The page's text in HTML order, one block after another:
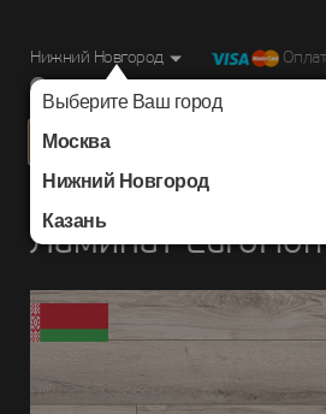
Нижний Новгород
Выберите Ваш город
Москва
Нижний Новгород
Казань
г. Нижний Новгород, Ул.
Ламинат